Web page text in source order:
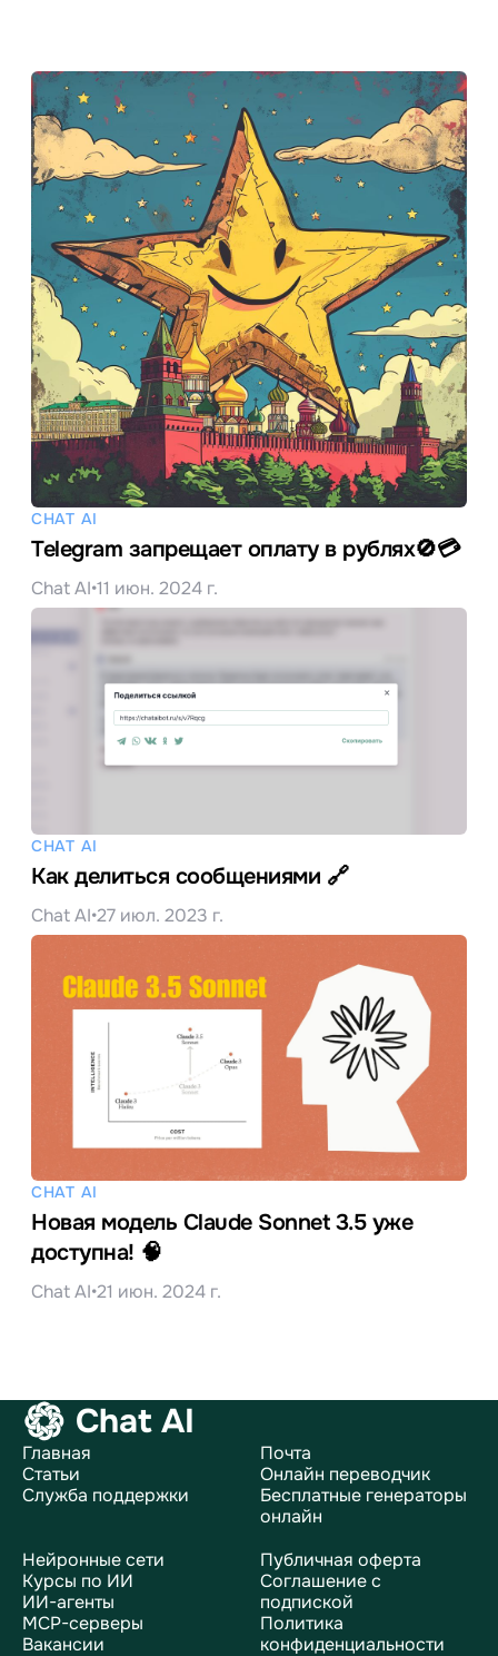
CHAT AI
Telegram запрещает оплату в рублях🚫💳
Chat AI•11 июн. 2024 г.
CHAT AI
Как делиться сообщениями 🔗
Chat AI•27 июл. 2023 г.
CHAT AI
Новая модель Claude Sonnet 3.5 уже
доступна! 🧠
Chat AI•21 июн. 2024 г.
Chat AI
Главная
Статьи
Служба поддержки
Почта
Онлайн переводчик
Бесплатные генераторы
онлайн
Нейронные сети
Курсы по ИИ
ИИ-агенты
MCP-серверы
Вакансии
Публичная оферта
Соглашение с
подпиской
Политика
конфиденциальности